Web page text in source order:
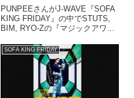
PUNPEEさんがJ-WAVE『SOFA
KING FRIDAY』の中でSTUTS,
BIM, RYO-Zの『マジックアワ
ックアワー』STUTS, BIM, RYO-
ZDownload, Streaming p...
SOFA KING FRIDAY